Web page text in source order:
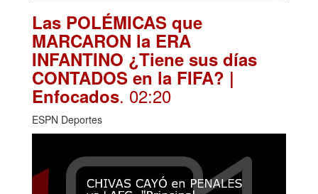
Las POLÉMICAS que
MARCARON la ERA
INFANTINO ¿Tiene sus días
CONTADOS en la FIFA? |
Enfocados. 02:20
ESPN Deportes